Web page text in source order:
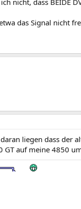
nicht, dass BEIDE
das Signal nicht
liegen dass der
GT auf meine 4850